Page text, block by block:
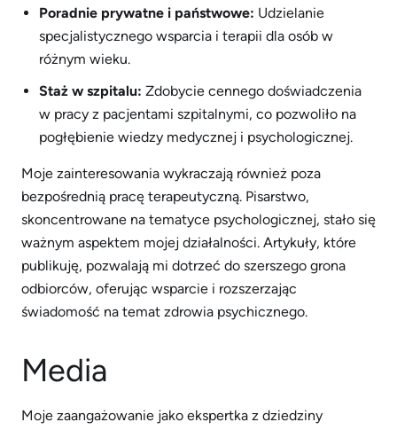
Poradnie prywatne i państwowe: Udzielanie
specjalistycznego wsparcia i terapii dla osób w
różnym wieku.
Staż w szpitalu: Zdobycie cennego doświadczenia
w pracy z pacjentami szpitalnymi, co pozwoliło na
pogłębienie wiedzy medycznej i psychologicznej.
Moje zainteresowania wykraczają również poza
bezpośrednią pracę terapeutyczną. Pisarstwo,
skoncentrowane na tematyce psychologicznej, stało się
ważnym aspektem mojej działalności. Artykuły, które
publikuję, pozwalają mi dotrzeć do szerszego grona
odbiorców, oferując wsparcie i rozszerzając
świadomość na temat zdrowia psychicznego.
Media
Moje zaangażowanie jako ekspertka z dziedziny